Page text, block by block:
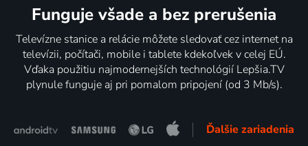
Funguje všade a bez prerušenia
Televízne stanice a relácie môžete sledovať cez internet na
televízii, počítači, mobile i tablete kdekoľvek v celej EÚ.
Vďaka použitiu najmodernejších technológií Lepšia.TV
plynule funguje aj pri pomalom pripojení (od 3 Mb/s).
Ďalšie zariadenia